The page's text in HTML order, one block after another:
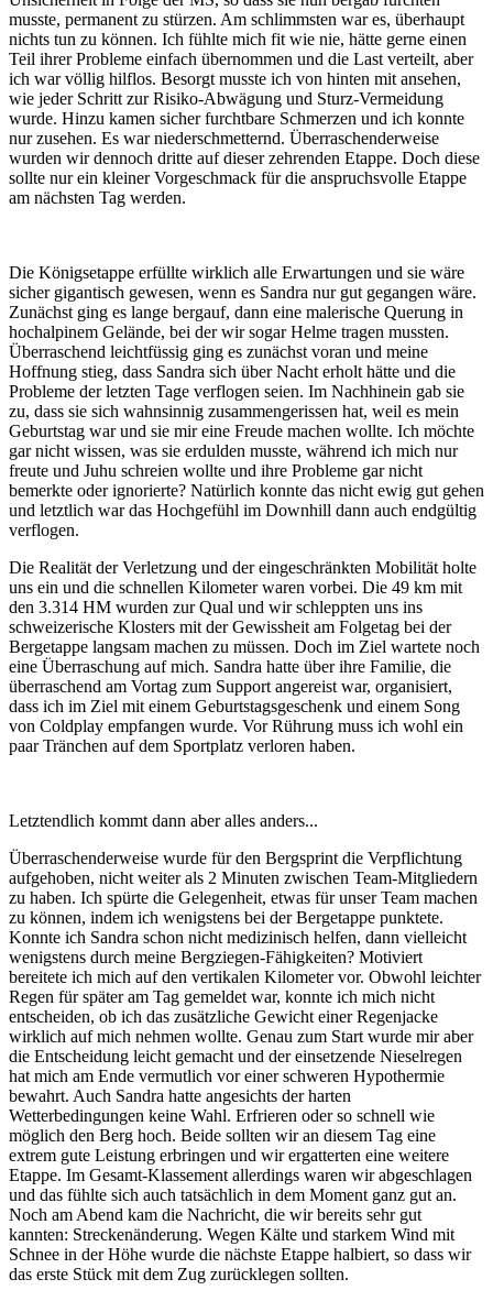
musste, permanent zu stürzen. Am schlimmsten war es, überhaupt
nichts tun zu können. Ich fühlte mich fit wie nie, hätte gerne einen
Teil ihrer Probleme einfach übernommen und die Last verteilt, aber
ich war völlig hilflos. Besorgt musste ich von hinten mit ansehen,
wie jeder Schritt zur Risiko-Abwägung und Sturz-Vermeidung
wurde. Hinzu kamen sicher furchtbare Schmerzen und ich konnte
nur zusehen. Es war niederschmetternd. Überraschenderweise
wurden wir dennoch dritte auf dieser zehrenden Etappe. Doch diese
sollte nur ein kleiner Vorgeschmack für die anspruchsvolle Etappe
am nächsten Tag werden.
Die Königsetappe erfüllte wirklich alle Erwartungen und sie wäre
sicher gigantisch gewesen, wenn es Sandra nur gut gegangen wäre.
Zunächst ging es lange bergauf, dann eine malerische Querung in
hochalpinem Gelände, bei der wir sogar Helme tragen mussten.
Überraschend leichtfüssig ging es zunächst voran und meine
Hoffnung stieg, dass Sandra sich über Nacht erholt hätte und die
Probleme der letzten Tage verflogen seien. Im Nachhinein gab sie
zu, dass sie sich wahnsinnig zusammengerissen hat, weil es mein
Geburtstag war und sie mir eine Freude machen wollte. Ich möchte
gar nicht wissen, was sie erdulden musste, während ich mich nur
freute und Juhu schreien wollte und ihre Probleme gar nicht
bemerkte oder ignorierte? Natürlich konnte das nicht ewig gut gehen
und letztlich war das Hochgefühl im Downhill dann auch endgültig
verflogen.
Die Realität der Verletzung und der eingeschränkten Mobilität holte
uns ein und die schnellen Kilometer waren vorbei. Die 49 km mit
den 3.314 HM wurden zur Qual und wir schleppten uns ins
schweizerische Klosters mit der Gewissheit am Folgetag bei der
Bergetappe langsam machen zu müssen. Doch im Ziel wartete noch
eine Überraschung auf mich. Sandra hatte über ihre Familie, die
überraschend am Vortag zum Support angereist war, organisiert,
dass ich im Ziel mit einem Geburtstagsgeschenk und einem Song
von Coldplay empfangen wurde. Vor Rührung muss ich wohl ein
paar Tränchen auf dem Sportplatz verloren haben.
Letztendlich kommt dann aber alles anders...
Überraschenderweise wurde für den Bergsprint die Verpflichtung
aufgehoben, nicht weiter als 2 Minuten zwischen Team-Mitgliedern
zu haben. Ich spürte die Gelegenheit, etwas für unser Team machen
zu können, indem ich wenigstens bei der Bergetappe punktete.
Konnte ich Sandra schon nicht medizinisch helfen, dann vielleicht
wenigstens durch meine Bergziegen-Fähigkeiten? Motiviert
bereitete ich mich auf den vertikalen Kilometer vor. Obwohl leichter
Regen für später am Tag gemeldet war, konnte ich mich nicht
entscheiden, ob ich das zusätzliche Gewicht einer Regenjacke
wirklich auf mich nehmen wollte. Genau zum Start wurde mir aber
die Entscheidung leicht gemacht und der einsetzende Nieselregen
hat mich am Ende vermutlich vor einer schweren Hypothermie
bewahrt. Auch Sandra hatte angesichts der harten
Wetterbedingungen keine Wahl. Erfrieren oder so schnell wie
möglich den Berg hoch. Beide sollten wir an diesem Tag eine
extrem gute Leistung erbringen und wir ergatterten eine weitere
Etappe. Im Gesamt-Klassement allerdings waren wir abgeschlagen
und das fühlte sich auch tatsächlich in dem Moment ganz gut an.
Noch am Abend kam die Nachricht, die wir bereits sehr gut
kannten: Streckenänderung. Wegen Kälte und starkem Wind mit
Schnee in der Höhe wurde die nächste Etappe halbiert, so dass wir
das erste Stück mit dem Zug zurücklegen sollten.